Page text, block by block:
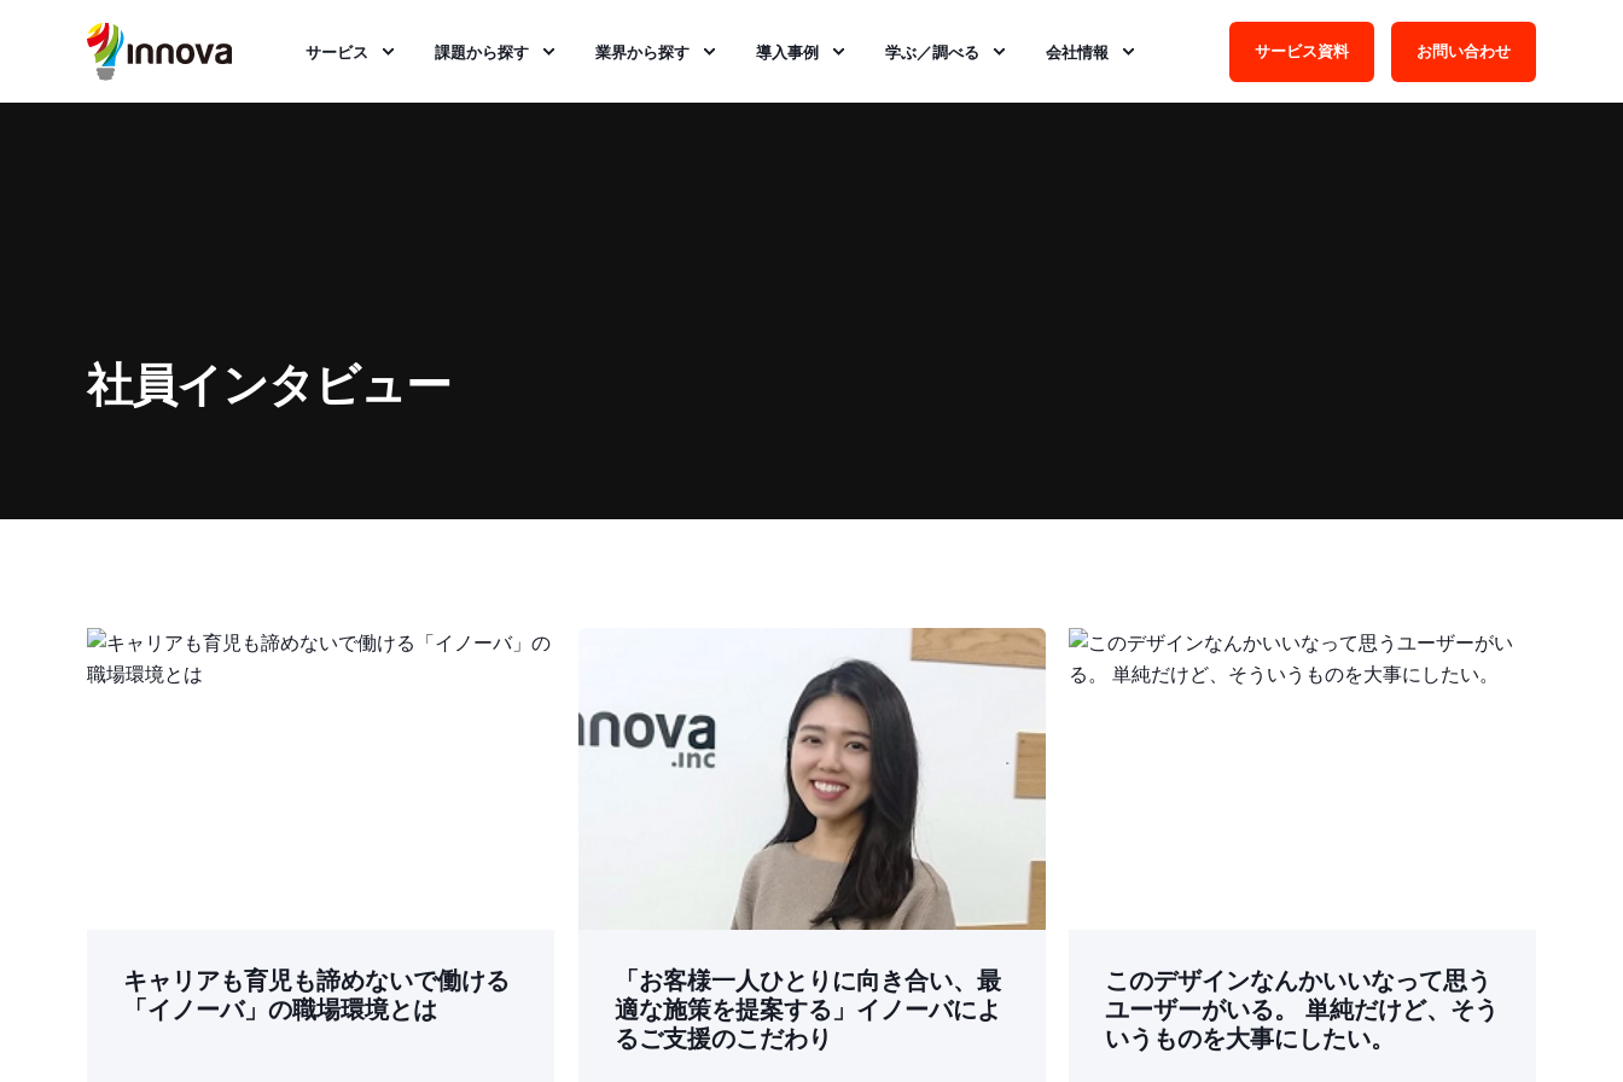
サービス 課題から探す 業界から探す 導入事例 学ぶ／調べる 会社情報 サービス資料 お問い合わせ
社員インタビュー
キャリアも育児も諦めないで働ける
「イノーバ」の職場環境とは
「お客様一人ひとりに向き合い、最
適な施策を提案する」イノーバによ
るご支援のこだわり
このデザインなんかいいなって思う
ユーザーがいる。 単純だけど、そう
いうものを大事にしたい。